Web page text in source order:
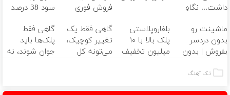
داشت... نگاهِ
تخفیف
فروش فوری
مکانیک
سود 38 درصد
ماشینت رو
بدون دردسر
بفروش | بدون
بلفاروپلاستی
پلک بالا با ۱۰
میلیون تخفیف
گاهی فقط یک
تغییر کوچیک،
می‌تونه کل
گاهی فقط
پلک‌ها باید
جوان شوند، نه
تک آهنگ